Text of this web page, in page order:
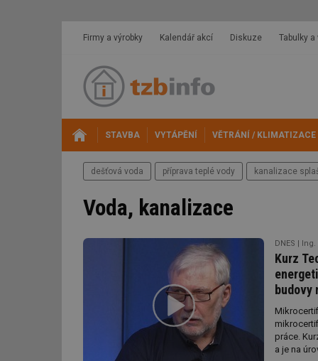
Firmy a výrobky Kalendář akcí Diskuze Tabulky a
STAVBA VYTÁPĚNÍ VĚTRÁNÍ / KLIMATIZACE
dešťová voda příprava teplé vody kanalizace
Voda, kanalizace
DNES Ing.
Kurz
budovy
práce.
a je na